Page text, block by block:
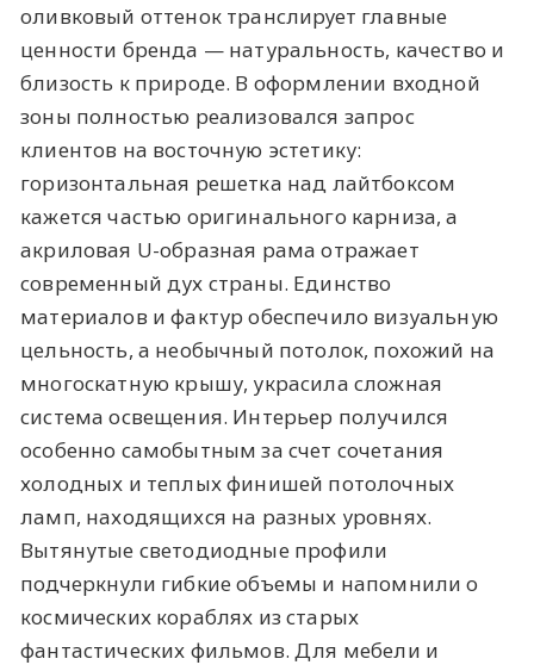
оливковый оттенок транслирует главные
ценности бренда — натуральность, качество и
близость к природе. В оформлении входной
зоны полностью реализовался запрос
клиентов на восточную эстетику:
горизонтальная решетка над лайтбоксом
кажется частью оригинального карниза, а
акриловая U-образная рама отражает
современный дух страны. Единство
материалов и фактур обеспечило визуальную
цельность, а необычный потолок, похожий на
многоскатную крышу, украсила сложная
система освещения. Интерьер получился
особенно самобытным за счет сочетания
холодных и теплых финишей потолочных
ламп, находящихся на разных уровнях.
Вытянутые светодиодные профили
подчеркнули гибкие объемы и напомнили о
космических кораблях из старых
фантастических фильмов. Для мебели и